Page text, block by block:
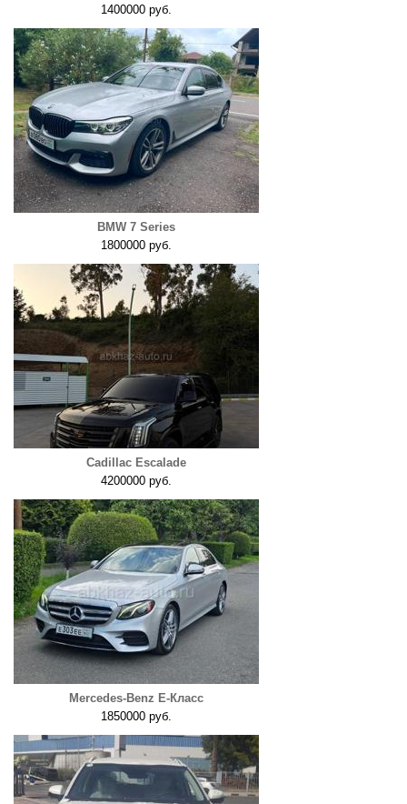
1400000 руб.
BMW 7 Series
1800000 руб.
Cadillac Escalade
4200000 руб.
Mercedes-Benz E-Класс
1850000 руб.